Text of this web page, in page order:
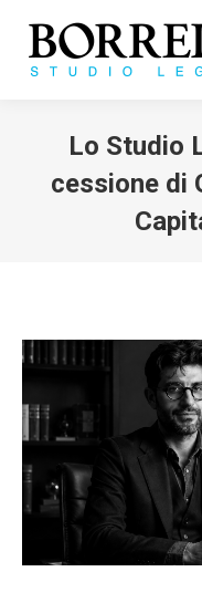
Lo Studio
cessione di